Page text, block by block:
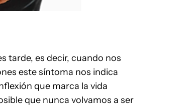
tarde, es decir, cuando nos
este síntoma nos indica
que marca la vida
que nunca volvamos a ser